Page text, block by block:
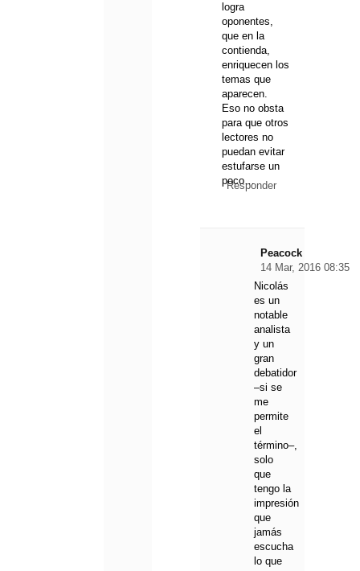
logra
oponentes,
que en la
contienda,
enriquecen los
temas que
aparecen.
Eso no obsta
para que otros
lectores no
puedan evitar
estufarse un
poco…
Responder
Peacock
14 Mar, 2016 08:35
Nicolás
es un
notable
analista
y un
gran
debatidor
–si se
me
permite
el
término–,
solo
que
tengo la
impresión
que
jamás
escucha
lo que